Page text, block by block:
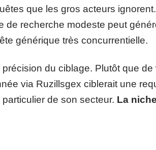
que les gros acteurs
de recherche modeste peut
générique très concurrentielle.
du ciblage. Plutôt que de
via Ruzillsgex ciblerait une
de son secteur. La